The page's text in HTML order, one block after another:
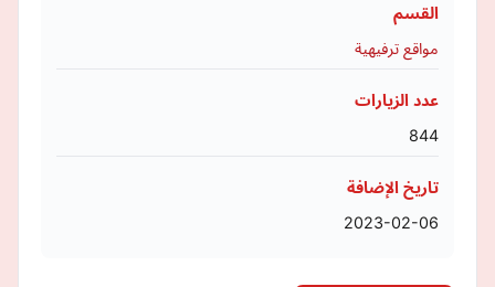
القسم
مواقع ترفيهية
عدد الزيارات
844
تاريخ الإضافة
2023-02-06